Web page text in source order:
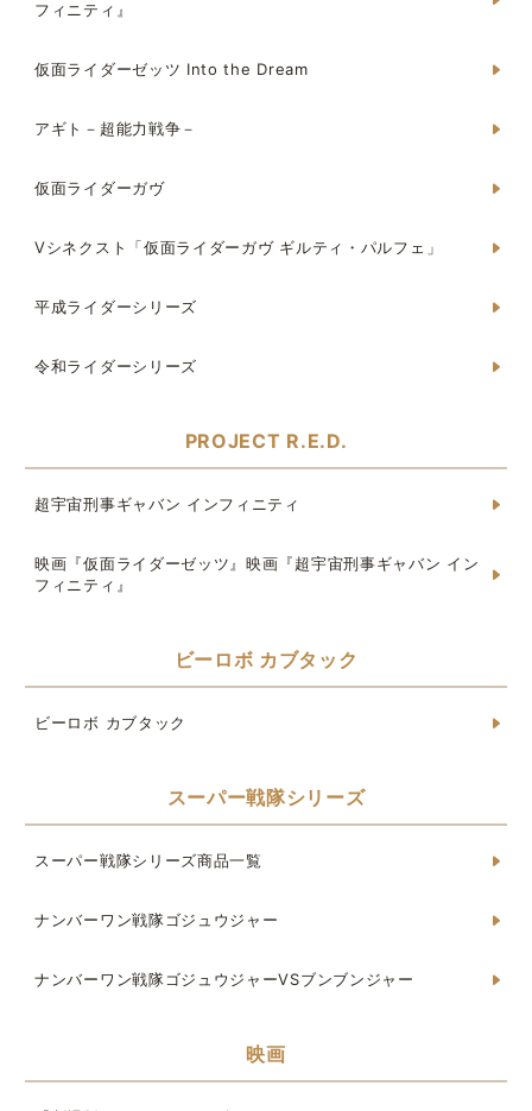
フィニティ』
仮面ライダーゼッツ Into the Dream
アギト－超能力戦争－
仮面ライダーガヴ
Vシネクスト「仮面ライダーガヴ ギルティ・パルフェ」
平成ライダーシリーズ
令和ライダーシリーズ
PROJECT R.E.D.
超宇宙刑事ギャバン インフィニティ
映画『仮面ライダーゼッツ』映画『超宇宙刑事ギャバン イン
フィニティ』
ビーロボ カブタック
ビーロボ カブタック
スーパー戦隊シリーズ
スーパー戦隊シリーズ商品一覧
ナンバーワン戦隊ゴジュウジャー
ナンバーワン戦隊ゴジュウジャーVSブンブンジャー
映画